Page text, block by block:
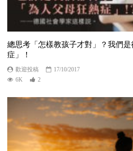
總思考「怎樣教孩子才對」？我們
症」！
歡迎投稿
17/10/2017
6K
2